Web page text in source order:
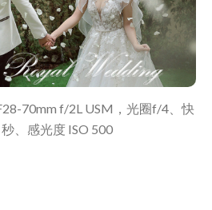
70mm f/2L USM，光圈f/4、快
、感光度 ISO 500